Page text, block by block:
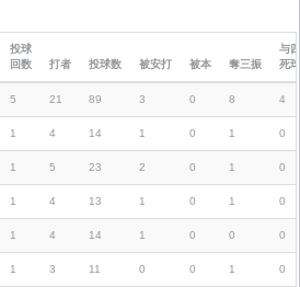
投球
回数
打者 投球数 被安打 被本 奪三振
与四
死球
5 21 89 3 0 8 4
1 4 14 1 0 1 0
1 5 23 2 0 1 0
1 4 13 1 0 1 0
1 4 14 1 0 0 0
1 3 11 0 0 1 0